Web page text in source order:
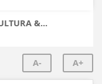
&...
A- A+